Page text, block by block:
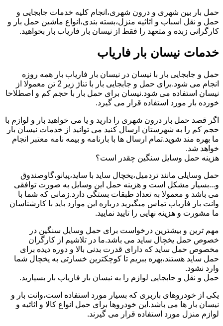
حمل بار بین شهری و درون شهری،انجام کلیه خدمات جابجایی و
حمل و نقل اسباب و اثاثیه منزل،بسته بندی،انواع ماشین حمل بار و
کارگرانی زبده و متعهد را فقط از نیسان بار فاریاب بار بخواهید.
خدمات نیسان بار فاریاب
حمل و جابجایی بار با نیسان در نیسان بار فاریاب بار همه روزه
انجام می شود.برای حمل و جابجایی بار با تناژ زیر 2 تن معمولا از
نیسان استفاده می شود.نیسان برای حمل بار با حجم کم و اصطلاحا
خورده بار مورد استفاده قرار می گیرد.
اگر قصد حمل بار درون شهری را دارید و یا می خواهید بار و لوازم با
حجم کم را به شهرستان ارسال کنید می توانید از خدمات نیسان بار
ما بهره مند شوید.تمام ارسال ها با بارنامه و بیمه نامه معتبر انجام
خواهد شد.
هزینه حمل وسایل سنگین چقدر است؟
حمل وسایلی مانند تردمیل،یخچال ساید با ساید،پیانو،گاوصندوق
و...بسیار مشکل است و هزینه حمل این وسایل به صورت توافقی
می باشد و معمولا به تعداد طبقات بستگی دارد.زمانی که شما با
وانت بار فاریاب تماس میگیرید درباره این موارد باید با کارشناسان
ما مشورت و هزینه نهایی را تایید نمایید.
مهم ترین و بیشترین درخواست برای حمل وسایل سنگین در
خصوص حمل یخچال ساید می باشد.ما در تلاشیم از کارگران
مخصوص حمل ساید که دارای قدرت بدنی بالا و دوره دیده برای
حمل ساید هستند،بهره ببریم تا کوچکترین خسارتی به یخچال شما
وارد نشود.
حمل و نقل و جابجایی لوازم را به نیسان بار فاریاب بار بسپارید.
یکی از خودروهای باربری که بسیار مورد استفاده است،وانت بار و
نیسان بار ها می باشد.این خودروها برای حمل انواع کالا و اثاثیه و
لوازم منزل مورد استفاده قرار می گیرند.